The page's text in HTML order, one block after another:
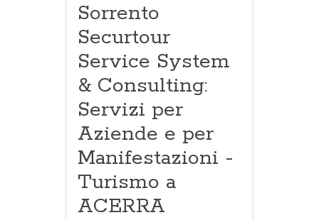
Sorrento
Securtour
Service System
& Consulting:
Servizi per
Aziende e per
Manifestazioni -
Turismo a
ACERRA